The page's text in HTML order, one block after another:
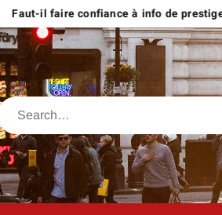
il faire confiance à info de prestige
Search